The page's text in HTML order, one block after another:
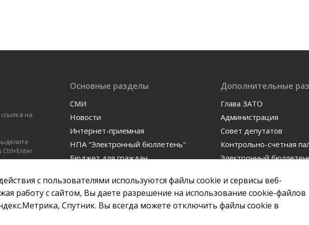
на
Ctrl+Enter
Основные разделы
СМИ
Новости
Интернет-приемная
НПА "Электронный бюллетень"
Бюджет для граждан
Дополнительные
Глава ЗАТО
Администрация
Совет депутатов
Контрольно-счетная
Электронный
с пользователями используются файлы cookie и сервисы веб-
работу с сайтом, Вы даете разрешение на использование cookie-файлов
Спутник. Вы всегда можете отключить файлы cookie в